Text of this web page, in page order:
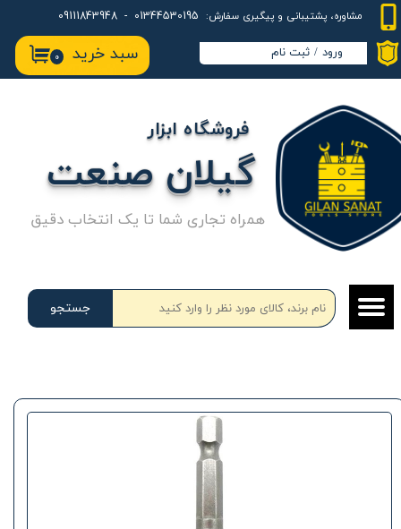
مشاوره، پشتیبانی و پیگیری سفارش:
۰ سبد خرید ورود / ثبت نام
حساب کاربری من
تغییر گذر واژه
سفارشات
خروج از حساب کاربری
جستجو
گیلان صنعت
فروشگاه ابزار
همراه تجاری شما تا یک انتخاب دقیق